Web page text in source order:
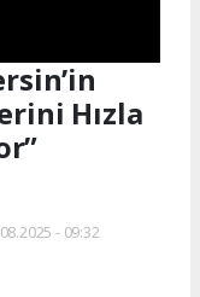
Hızla
- 09:32